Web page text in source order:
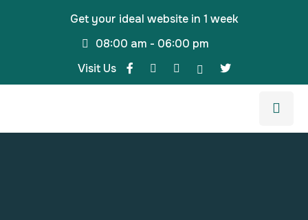
Get your ideal website in 1 week
08:00 am - 06:00 pm
Visit Us